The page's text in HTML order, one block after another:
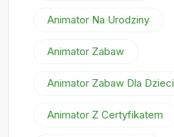
Animator Na Urodziny
Animator Zabaw
Animator Zabaw Dla Dzieci
Animator Z Certyfikatem